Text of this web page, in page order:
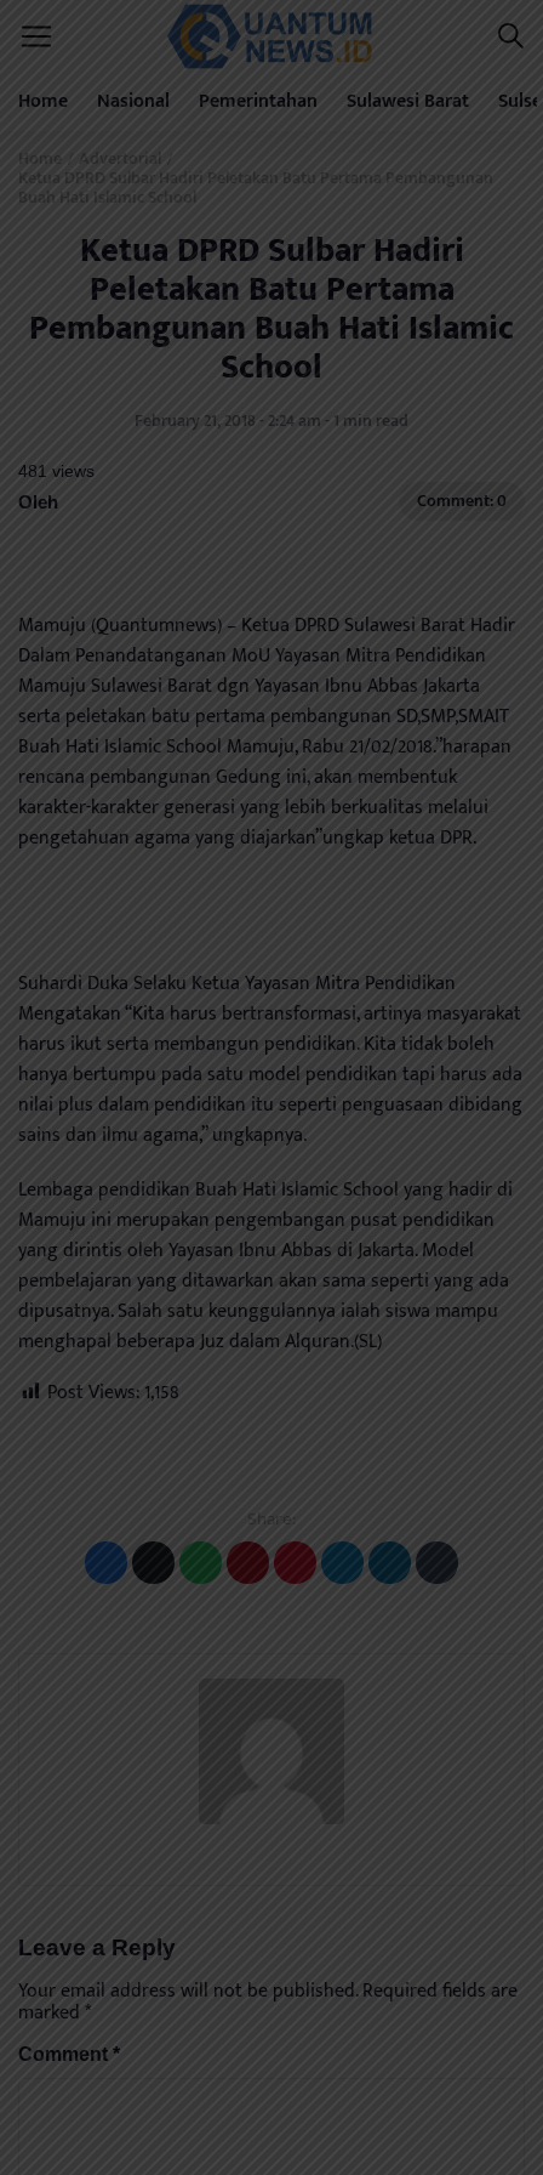
Home Nasional Pemerintahan Sulawesi Barat
Home / Advertorial /
Ketua DPRD Sulbar Hadiri Peletakan Batu Pertama Pembangunan
Buah Hati Islamic School
Ketua DPRD Sulbar Hadiri
Peletakan Batu Pertama
Pembangunan Buah Hati Islamic
School
February 21, 2018 - 2:24 am - 1 min read
481 views
Oleh Comment: 0
Mamuju (Quantumnews) – Ketua DPRD Sulawesi Barat Hadir
Dalam Penandatanganan MoU Yayasan Mitra Pendidikan
Mamuju Sulawesi Barat dgn Yayasan Ibnu Abbas Jakarta
serta peletakan batu pertama pembangunan SD,SMP,SMAIT
Buah Hati Islamic School Mamuju, Rabu 21/02/2018.”harapan
rencana pembangunan Gedung ini, akan membentuk
karakter-karakter generasi yang lebih berkualitas melalui
pengetahuan agama yang diajarkan”ungkap ketua DPR.
Suhardi Duka Selaku Ketua Yayasan Mitra Pendidikan
Mengatakan “Kita harus bertransformasi, artinya masyarakat
harus ikut serta membangun pendidikan. Kita tidak boleh
hanya bertumpu pada satu model pendidikan tapi harus ada
nilai plus dalam pendidikan itu seperti penguasaan dibidang
sains dan ilmu agama,” ungkapnya.
Lembaga pendidikan Buah Hati Islamic School yang hadir di
Mamuju ini merupakan pengembangan pusat pendidikan
yang dirintis oleh Yayasan Ibnu Abbas di Jakarta. Model
pembelajaran yang ditawarkan akan sama seperti yang ada
dipusatnya. Salah satu keunggulannya ialah siswa mampu
menghapal beberapa Juz dalam Alquran.(SL)
Post Views:1,158
Share:
Leave a Reply
Your email address will not be published.Required fields are
marked*
Comment *